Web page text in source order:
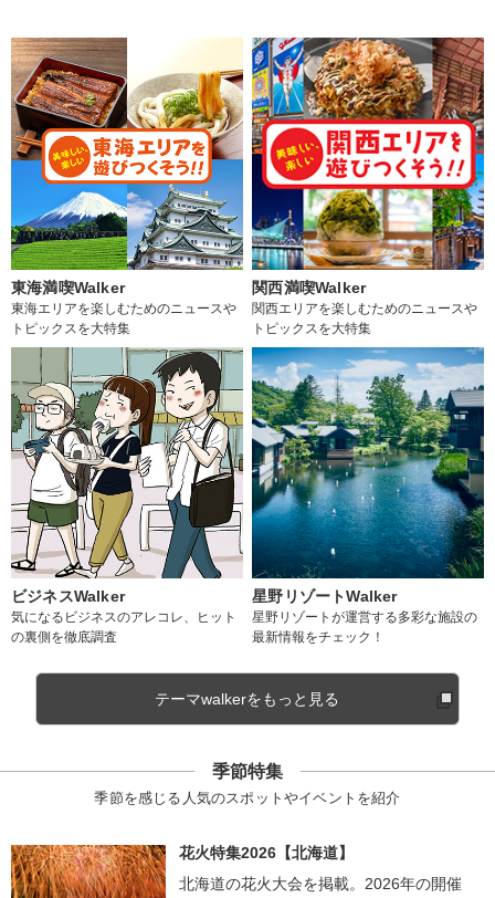
東海満喫Walker
東海エリアを楽しむためのニュースや
トピックスを大特集
関西満喫Walker
関西エリアを楽しむためのニュースや
トピックスを大特集
ビジネスWalker
気になるビジネスのアレコレ、ヒット
の裏側を徹底調査
星野リゾートWalker
星野リゾートが運営する多彩な施設の
最新情報をチェック！
テーマwalkerをもっと見る
季節特集
季節を感じる人気のスポットやイベントを紹介
花火特集2026【北海道】
北海道の花火大会を掲載。2026年の開催